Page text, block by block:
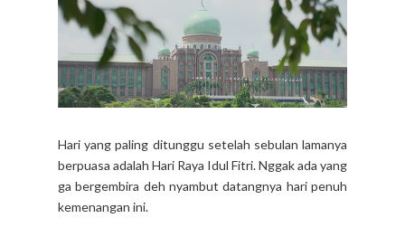
Hari yang paling ditunggu setelah sebulan lamanya
berpuasa adalah Hari Raya Idul Fitri. Nggak ada yang
ga bergembira deh nyambut datangnya hari penuh
kemenangan ini.